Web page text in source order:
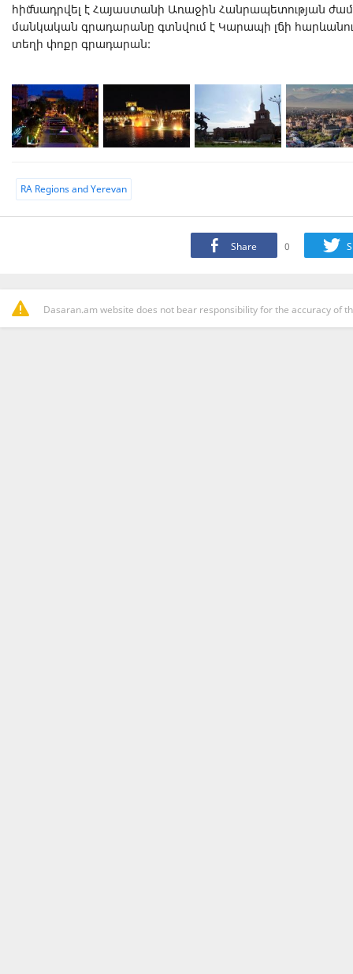
հիմնադրվել է Հայաստանի Առաջին Հանրապետության
մանկական գրադարանը գտնվում է Կարապի լճի
տեղի փոքր գրադարան:
RA Regions and Yerevan
Share 0
Dasaran.am website does not bear responsibility for the accuracy of